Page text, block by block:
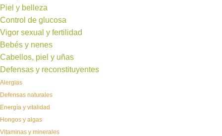
Piel y belleza
Control de glucosa
Vigor sexual y fertilidad
Bebés y nenes
Cabellos, piel y uñas
Defensas y reconstituyentes
Alergias
Defensas naturales
Energía y vitalidad
Hongos y algas
Vitaminas y minerales